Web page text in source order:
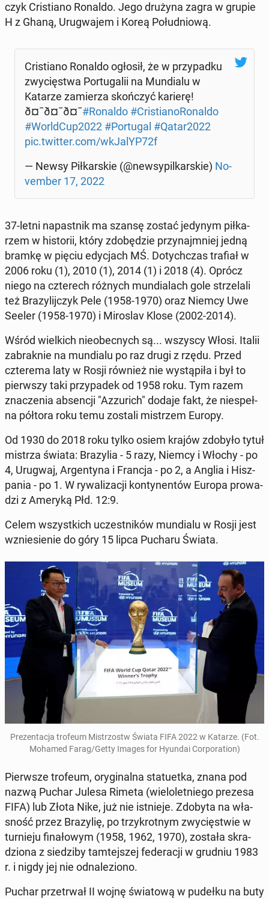
czyk Cri­stia­no Ronaldo. Jego drużyna zagra w grupie
H z Ghaną, Uru­gwa­jem i Koreą Po­łu­dnio­wą.
Cri­stia­no Ronaldo ogłosił, że w przy­pad­ku
zwy­cię­stwa Por­tu­ga­lii na Mun­dia­lu w
Katarze za­mie­rza skoń­czyć karierę!
ð¤¯ð¤¯ð¤¯#Ronaldo #Cri­stia­no­Ro­nal­do
#World­Cup2022 #Por­tu­gal #Qatar2022
pic.twitter.com/wkJalYP72f
— Newsy Pił­kar­skie (@new­sy­pil­kar­skie) No­
vem­ber 17, 2022
37-letni na­past­nik ma szansę zostać jedynym pił­ka­
rzem w hi­sto­rii, który zdo­bę­dzie przy­naj­mniej jedną
bramkę w pięciu edy­cjach MŚ. Do­tych­czas trafiał w
2006 roku (1), 2010 (1), 2014 (1) i 2018 (4). Oprócz
niego na czte­rech różnych mun­dia­lach gole strze­la­li
też Bra­zy­lij­czyk Pele (1958-1970) oraz Niemcy Uwe
Seeler (1958-1970) i Mi­ro­slav Klose (2002-2014).
Wśród wiel­kich nie­obec­nych są... wszyscy Włosi. Italii
za­brak­nie na mun­dia­lu po raz drugi z rzędu. Przed
czte­re­ma laty w Rosji również nie wy­stą­pi­ła i był to
pierw­szy taki przy­pa­dek od 1958 roku. Tym razem
zna­cze­nia ab­sen­cji "Az­zu­rich" dodaje fakt, że nie­speł­
na półtora roku temu zostali mi­strzem Europy.
Od 1930 do 2018 roku tylko osiem krajów zdobyło tytuł
mistrza świata: Bra­zy­lia - 5 razy, Niemcy i Włochy - po
4, Urugwaj, Ar­gen­ty­na i Francja - po 2, a Anglia i Hisz­
pa­nia - po 1. W ry­wa­li­za­cji kon­ty­nen­tów Europa pro­wa­
dzi z Ameryką Płd. 12:9.
Celem wszyst­kich uczest­ni­ków mun­dia­lu w Rosji jest
wznie­sie­nie do góry 15 lipca Pucharu Świata.
Pre­zen­ta­cja trofeum Mi­strzostw Świata FIFA 2022 w Katarze. (Fot.
Mohamed Farag/Getty Images for Hyundai Cor­po­ra­tion)
Pierw­sze trofeum, ory­gi­nal­na sta­tu­et­ka, znana pod
nazwą Puchar Julesa Rimeta (wie­lo­let­nie­go prezesa
FIFA) lub Złota Nike, już nie ist­nie­je. Zdobyta na wła­
sność przez Bra­zy­lię, po trzy­krot­nym zwy­cię­stwie w
tur­nie­ju fi­na­ło­wym (1958, 1962, 1970), została skra­
dzio­na z sie­dzi­by tam­tej­szej fe­de­ra­cji w grudniu 1983
r. i nigdy jej nie od­na­le­zio­no.
Puchar prze­trwał II wojnę świa­to­wą w pudełku na buty